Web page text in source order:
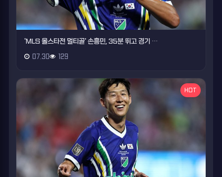
'MLS 올스타전 멀티골' 손흥민, 35분 뛰고 경기 …
07.30 129
HOT